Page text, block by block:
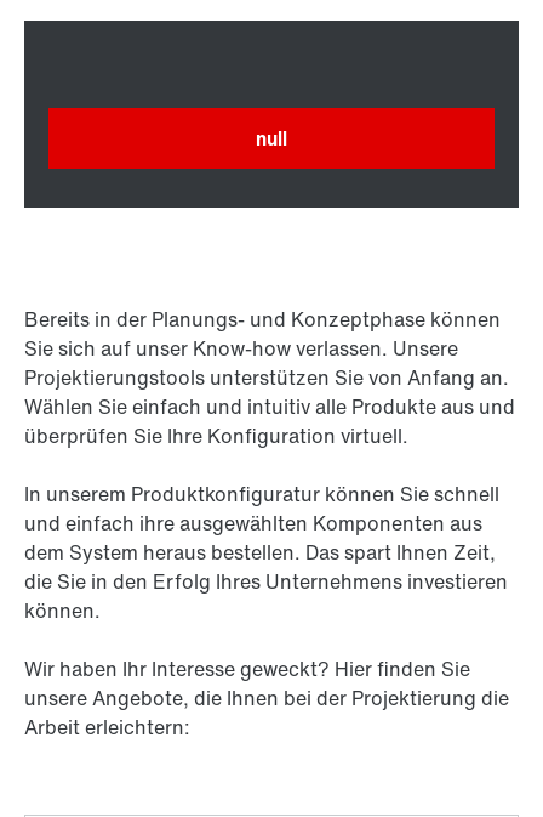
Bereits in der Planungs- und Konzeptphase können
Sie sich auf unser Know-how verlassen. Unsere
Projek­tierungs­tools unterstützen Sie von Anfang an.
Wählen Sie einfach und intuitiv alle Produkte aus und
überprüfen Sie Ihre Kon­figu­ration virtuell.
In unserem Produkt­konfiguratur können Sie schnell
und einfach ihre aus­gewählten Kompo­nenten aus
dem System heraus bestellen. Das spart Ihnen Zeit,
die Sie in den Erfolg Ihres Unter­nehmens investieren
können.
Wir haben Ihr Interesse geweckt? Hier finden Sie
unsere Angebote, die Ihnen bei der Projektierung die
Arbeit erleichtern:
null